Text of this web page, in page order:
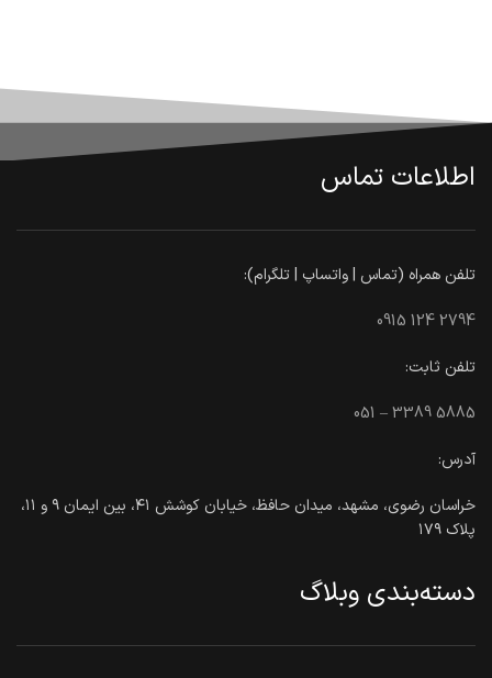
اطلاعات تماس
تلفن همراه (تماس | واتساپ | تلگرام):
0915 124 2794
تلفن ثابت:
051 – 3389 5885
آدرس:
خراسان رضوی، مشهد، میدان حافظ، خیابان کوشش ۴۱، بین ایمان ۹ و ۱۱،
پلاک ۱۷۹
دسته‌بندی وبلاگ